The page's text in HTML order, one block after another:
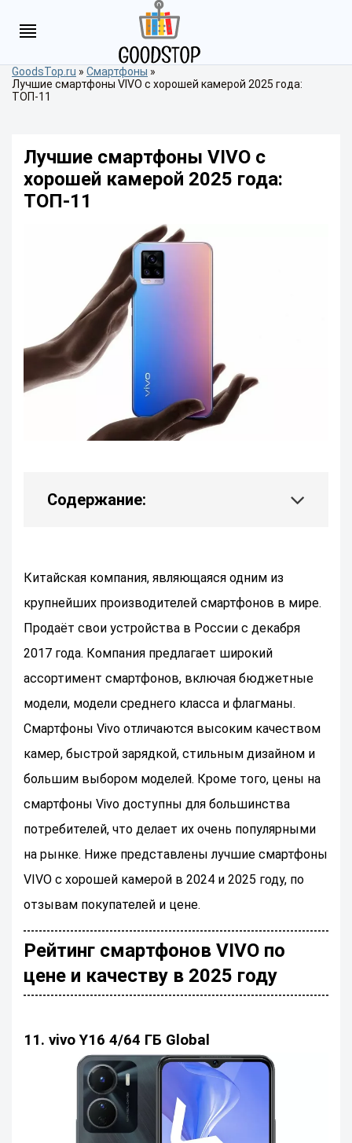
GoodsTop.ru » Смартфоны »
Лучшие смартфоны VIVO с хорошей камерой 2025 года:
ТОП-11
Лучшие смартфоны VIVO с
хорошей камерой 2025 года:
ТОП-11
Содержание:
Китайская компания, являющаяся одним из
крупнейших производителей смартфонов в мире.
Продаёт свои устройства в России с декабря
2017 года. Компания предлагает широкий
ассортимент смартфонов, включая бюджетные
модели, модели среднего класса и флагманы.
Смартфоны Vivo отличаются высоким качеством
камер, быстрой зарядкой, стильным дизайном и
большим выбором моделей. Кроме того, цены на
смартфоны Vivo доступны для большинства
потребителей, что делает их очень популярными
на рынке. Ниже представлены лучшие смартфоны
VIVO с хорошей камерой в 2024 и 2025 году, по
отзывам покупателей и цене.
Рейтинг смартфонов VIVO по
цене и качеству в 2025 году
11. vivo Y16 4/64 ГБ Global